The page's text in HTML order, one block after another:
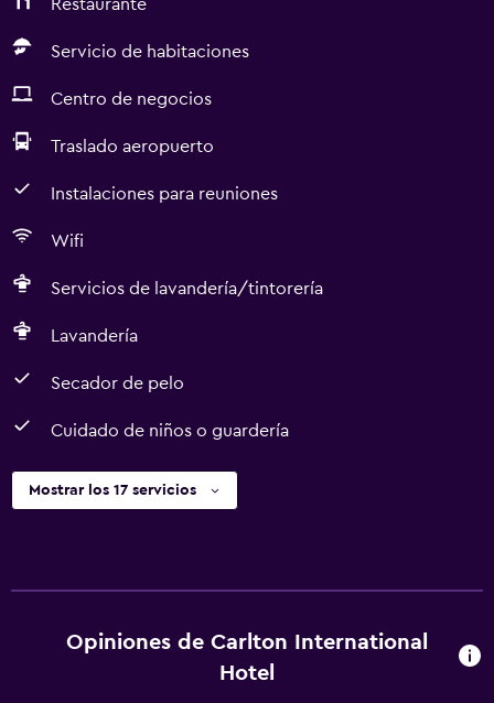
Restaurante
Servicio de habitaciones
Centro de negocios
Traslado aeropuerto
Instalaciones para reuniones
Wifi
Servicios de lavandería/tintorería
Lavandería
Secador de pelo
Cuidado de niños o guardería
Mostrar los 17 servicios
Opiniones de Carlton International
Hotel